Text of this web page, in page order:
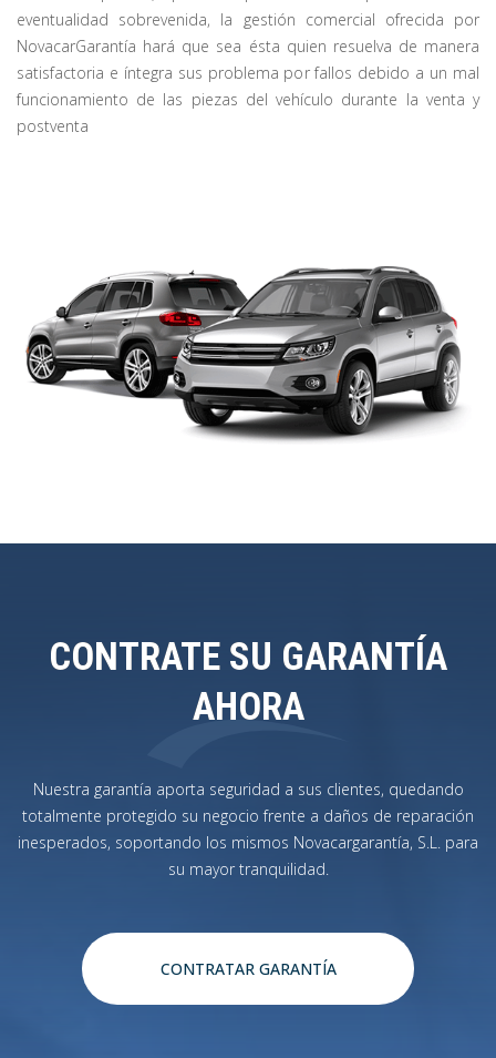
eventualidad sobrevenida, la gestión comercial ofrecida por
NovacarGarantía hará que sea ésta quien resuelva de manera
satisfactoria e íntegra sus problema por fallos debido a un mal
funcionamiento de las piezas del vehículo durante la venta y
postventa
CONTRATE SU GARANTÍA
AHORA
Nuestra garantía aporta seguridad a sus clientes, quedando
totalmente protegido su negocio frente a daños de reparación
inesperados, soportando los mismos Novacargarantía, S.L. para
su mayor tranquilidad.
CONTRATAR GARANTÍA